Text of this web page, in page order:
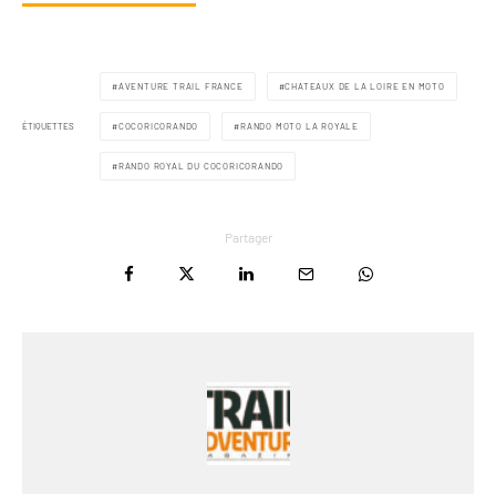
ÉTIQUETTES
AVENTURE TRAIL FRANCE CHATEAUX DE LA LOIRE EN MOTO
COCORICORANDO RANDO MOTO LA ROYALE
RANDO ROYAL DU COCORICORANDO
Partager